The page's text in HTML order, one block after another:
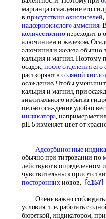
марганца осаждение его
в присутствии окислителей,
надсернокислого аммония.
количественнопереходит в
алюминием и железом.
алюминия и железа обычно
кальция и магния. Поэтому
осадок,после отделенияего
растворяют в соляной
осаждение. Чтобы
кальция и магния, при
значительного избытка
целью осаждение удобно
индикатора, например
pH 5 изменяет цвет от
Адсорбционные
обычно при титровании по
действуют в определенном
чувствительны к
постороннихионов.
[c.157]
Очень важно соблюдать
условия, т. е. работать с
бюреткой, индикатором, при